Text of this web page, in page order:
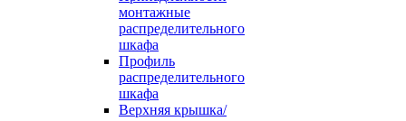
монтажные
распределительного
шкафа
Профиль
распределительного
шкафа
Верхняя крышка/